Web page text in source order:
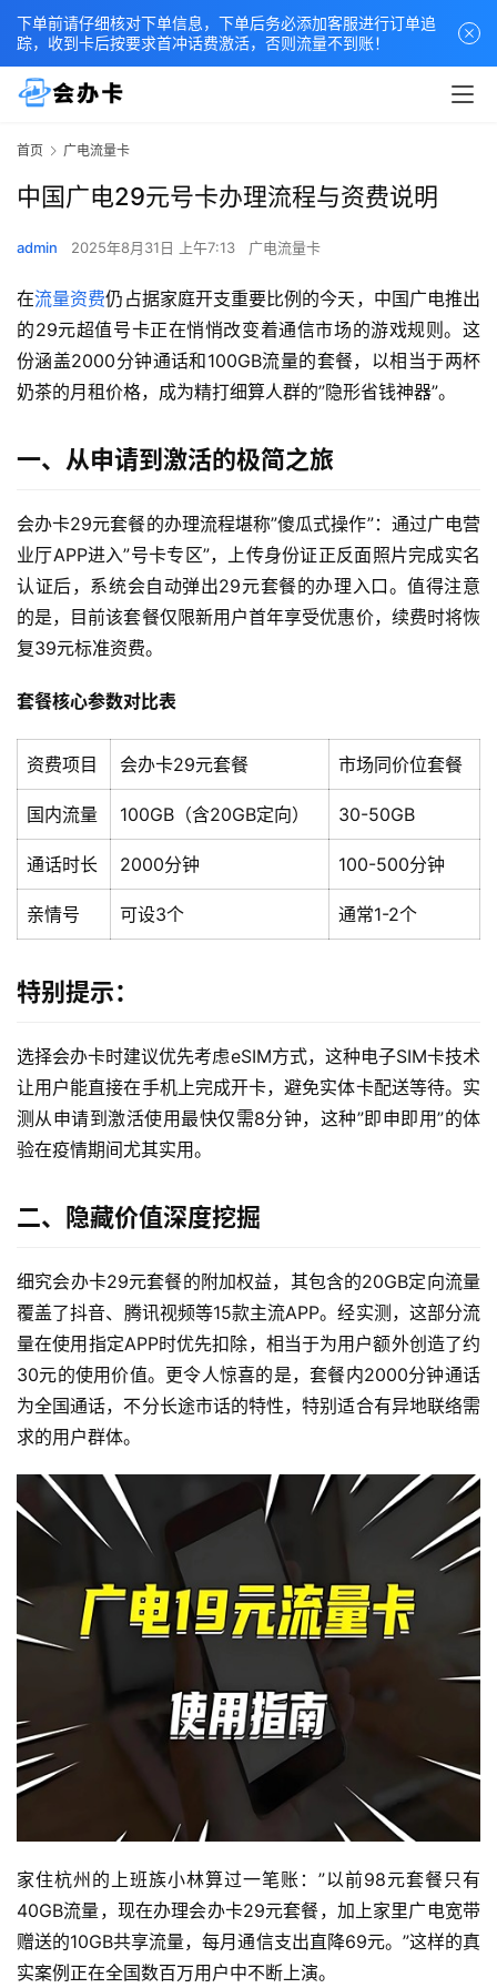
首
页
首页 广电流量卡
中国广电29元号卡办理流程与资费说明
admin 2025年8月31日 上午7:13 广电流量卡
在流量资费仍占据家庭开支重要比例的今天，中国广电推出
的29元超值号卡正在悄悄改变着通信市场的游戏规则。这
份涵盖2000分钟通话和100GB流量的套餐，以相当于两杯
奶茶的月租价格，成为精打细算人群的”隐形省钱神器”。
一、从申请到激活的极简之旅
会办卡29元套餐的办理流程堪称”傻瓜式操作”：通过广电营
业厅APP进入”号卡专区”，上传身份证正反面照片完成实名
认证后，系统会自动弹出29元套餐的办理入口。值得注意
的是，目前该套餐仅限新用户首年享受优惠价，续费时将恢
复39元标准资费。
套餐核心参数对比表
资费项目 会办卡29元套餐 市场同价位套餐
国内流量 100GB（含20GB定向） 30-50GB
通话时长 2000分钟 100-500分钟
亲情号 可设3个 通常1-2个
特别提示：
选择会办卡时建议优先考虑eSIM方式，这种电子SIM卡技术
让用户能直接在手机上完成开卡，避免实体卡配送等待。实
测从申请到激活使用最快仅需8分钟，这种”即申即用”的体
验在疫情期间尤其实用。
二、隐藏价值深度挖掘
细究会办卡29元套餐的附加权益，其包含的20GB定向流量
覆盖了抖音、腾讯视频等15款主流APP。经实测，这部分流
量在使用指定APP时优先扣除，相当于为用户额外创造了约
30元的使用价值。更令人惊喜的是，套餐内2000分钟通话
为全国通话，不分长途市话的特性，特别适合有异地联络需
求的用户群体。
家住杭州的上班族小林算过一笔账：”以前98元套餐只有
40GB流量，现在办理会办卡29元套餐，加上家里广电宽带
赠送的10GB共享流量，每月通信支出直降69元。”这样的真
实案例正在全国数百万用户中不断上演。
下单前请仔细核对下单信息，下单后务必添加客服进行订单追
踪，收到卡后按要求首冲话费激活，否则流量不到账！